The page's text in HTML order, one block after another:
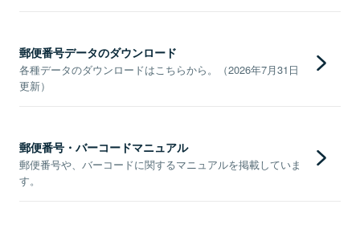
郵便番号データのダウンロード
各種データのダウンロードはこちらから。（2026年7月31日
更新）
郵便番号・バーコードマニュアル
郵便番号や、バーコードに関するマニュアルを掲載していま
す。